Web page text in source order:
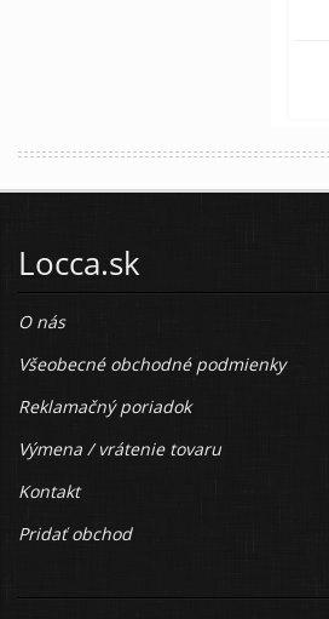
Locca.sk
O nás
Všeobecné obchodné podmienky
Reklamačný poriadok
Výmena / vrátenie tovaru
Kontakt
Pridať obchod